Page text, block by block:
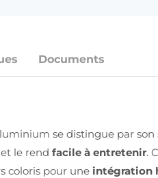
Documents
se distingue par
et le rend facile à entretenir.
coloris pour une intégration